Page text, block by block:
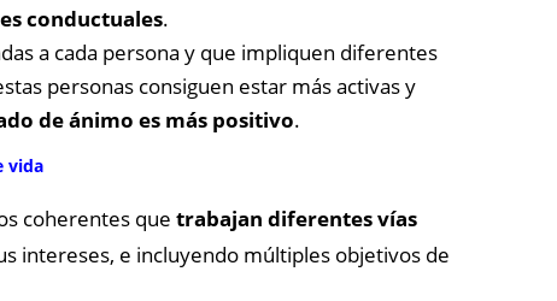
conductuales.
a cada persona y que impliquen diferentes
personas consiguen estar más activas y
de ánimo es más positivo.
vida
coherentes que trabajan diferentes vías
intereses, e incluyendo múltiples objetivos de